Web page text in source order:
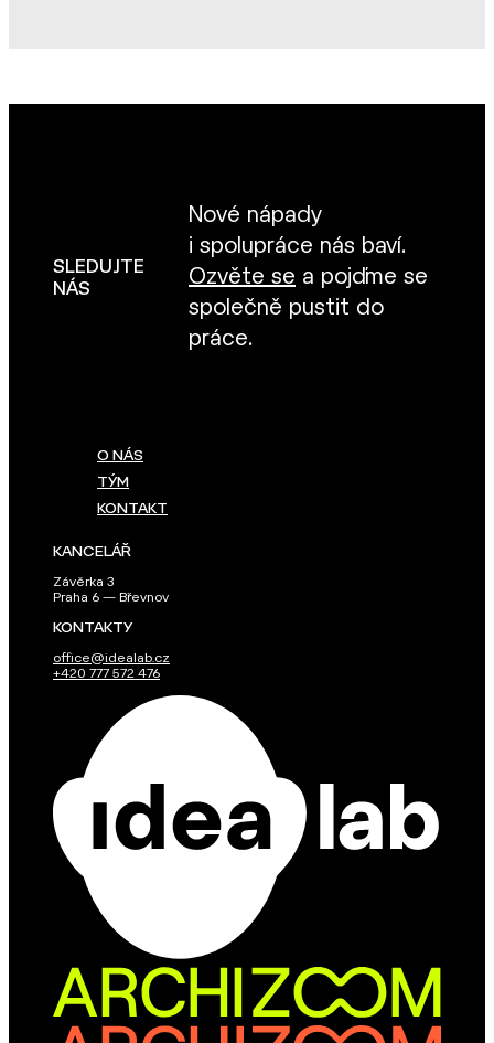
SLEDUJTE
NÁS
Nové nápady
i spolupráce nás baví.
Ozvěte se a pojďme se
společně pustit do
práce.
O NÁS
TÝM
KONTAKT
KANCELÁŘ
Závěrka 3
Praha 6 — Břevnov
KONTAKTY
office@idealab.cz
+420 777 572 476